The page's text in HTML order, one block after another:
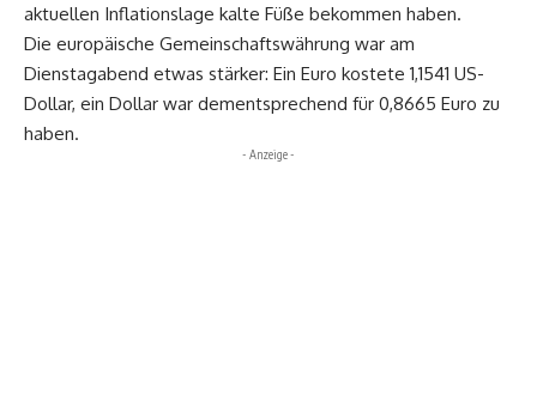
aktuellen Inflationslage kalte Füße bekommen haben.
Die europäische Gemeinschaftswährung war am
Dienstagabend etwas stärker: Ein Euro kostete 1,1541 US-
Dollar, ein Dollar war dementsprechend für 0,8665 Euro zu
haben.
- Anzeige -